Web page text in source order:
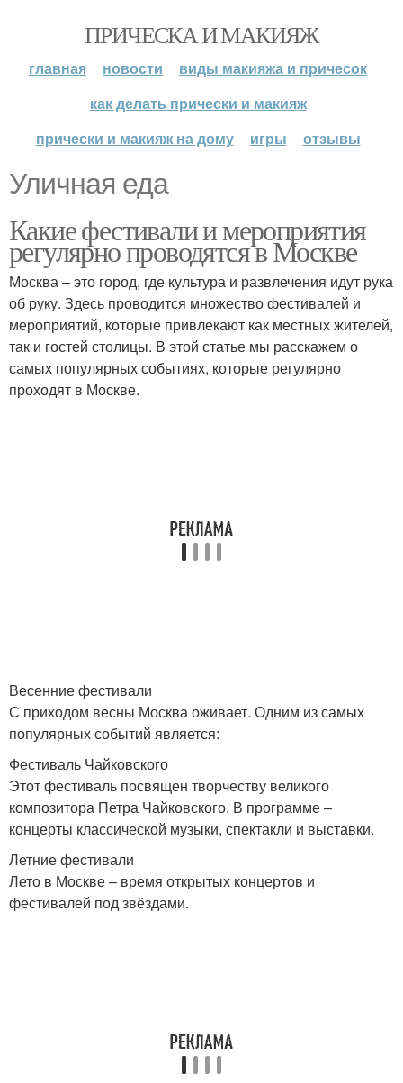
ПРИЧЕСКА И МАКИЯЖ
главная новости
виды макияжа и причесок
как делать прически и макияж
прически и макияж на дому
игры отзывы
Уличная еда
Какие фестивали и мероприятия
регулярно проводятся в Москве
Москва – это город, где культура и развлечения идут рука
об руку. Здесь проводится множество фестивалей и
мероприятий, которые привлекают как местных жителей,
так и гостей столицы. В этой статье мы расскажем о
самых популярных событиях, которые регулярно
проходят в Москве.
Весенние фестивали
С приходом весны Москва оживает. Одним из самых
популярных событий является:
Фестиваль Чайковского
Этот фестиваль посвящен творчеству великого
композитора Петра Чайковского. В программе –
концерты классической музыки, спектакли и выставки.
Летние фестивали
Лето в Москве – время открытых концертов и
фестивалей под звёздами.